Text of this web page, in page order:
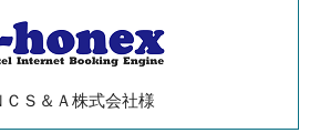
ＣＳ＆Ａ株式会社様